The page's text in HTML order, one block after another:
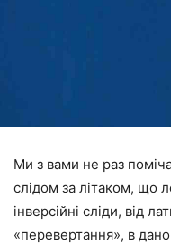
Ми з вами не раз
слідом за літаком, що
інверсійні сліди, від
«перевертання», в